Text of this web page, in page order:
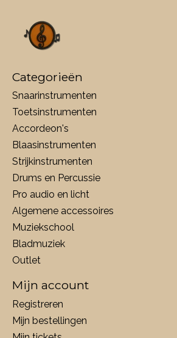
Categorieën
Snaarinstrumenten
Toetsinstrumenten
Accordeon's
Blaasinstrumenten
Strijkinstrumenten
Drums en Percussie
Pro audio en licht
Algemene accessoires
Muziekschool
Bladmuziek
Outlet
Mijn account
Registreren
Mijn bestellingen